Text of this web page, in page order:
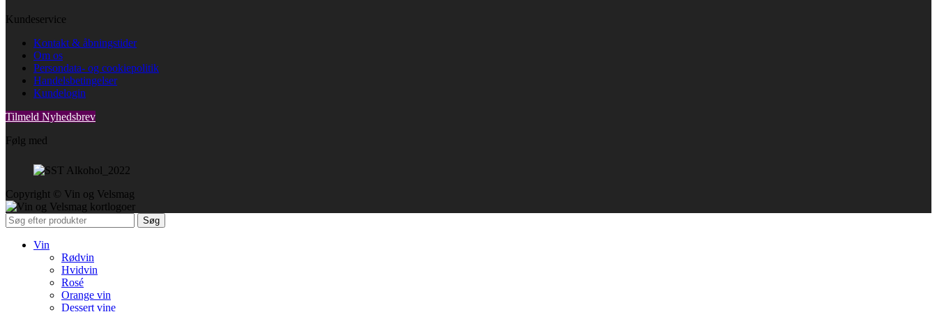
Kundeservice
Kontakt & åbningstider
Om os
Persondata- og cookiepolitik
Handelsbetingelser
Kundelogin
Tilmeld Nyhedsbrev
Følg med
Copyright © Vin og Velsmag
Søg
Vin
Rødvin
Hvidvin
Rosé
Orange vin
Dessert vine